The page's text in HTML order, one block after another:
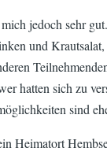
jedoch sehr
und
hatten sich zu
sind
Heimatort